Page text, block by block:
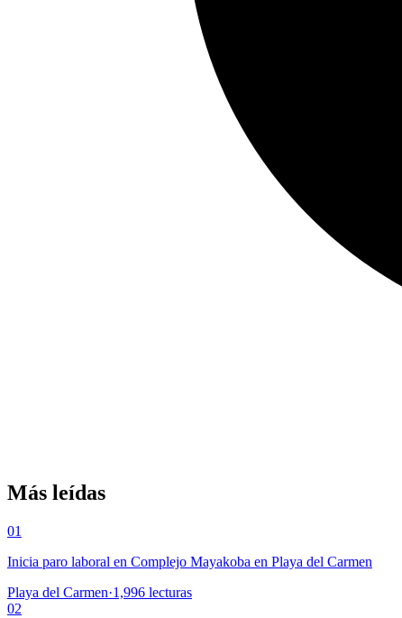
Más leídas
01
Inicia paro laboral en Complejo Mayakoba en Playa del Carmen
Playa del Carmen·1,996 lecturas
02